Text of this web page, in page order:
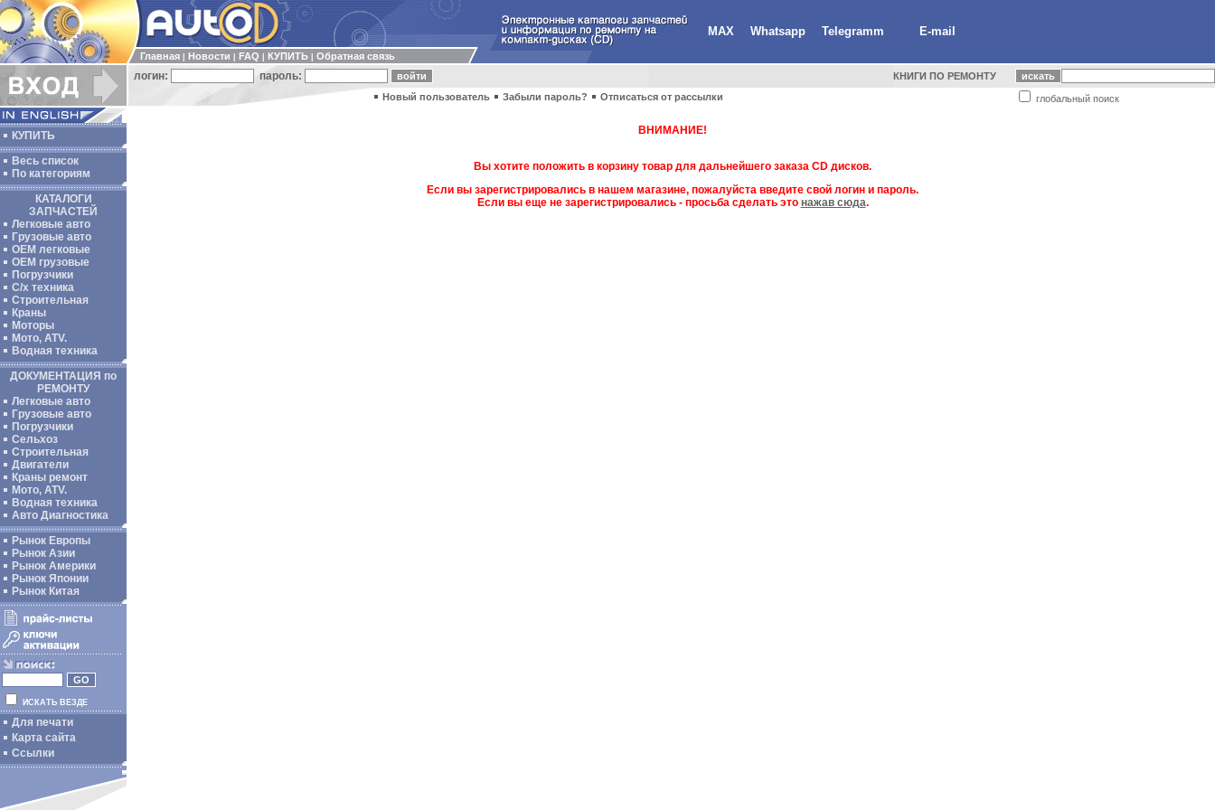
MAX Whatsapp Telegramm E-mail
Главная Новости FAQ КУПИТЬ Обратная связь
логин: пароль: КНИГИ ПО РЕМОНТУ
глобальный поиск
Новый пользователь Забыли пароль? Отписаться от рассылки
КУПИТЬ
Весь список
По категориям
КАТАЛОГИ
ЗАПЧАСТЕЙ
Легковые авто
Грузовые авто
ОЕМ легковые
OEM грузовые
Погрузчики
С/х техника
Строительная
Краны
Моторы
Мото, ATV.
Водная техника
ДОКУМЕНТАЦИЯ по
РЕМОНТУ
Легковые авто
Грузовые авто
Погрузчики
Сельхоз
Строительная
Двигатели
Краны ремонт
Мото, ATV.
Водная техника
Авто Диагностика
Рынок Европы
Рынок Азии
Рынок Америки
Рынок Японии
Рынок Китая
ИСКАТЬ ВЕЗДЕ
Для печати
Карта сайта
Ссылки
ВНИМАНИЕ!
Вы хотите положить в корзину товар для дальнейшего заказа CD дисков.
Если вы зарегистрировались в нашем магазине, пожалуйста введите свой логин и пароль.
Если вы еще не зарегистрировались - просьба сделать это нажав сюда.